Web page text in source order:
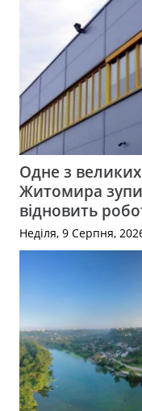
Одне з
Житомира
відновить
Неділя, 9 Серпня,